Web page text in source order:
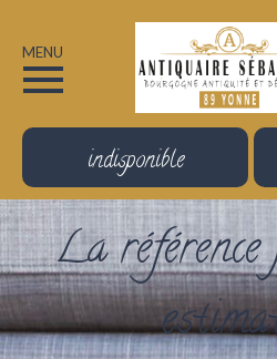
MENU
indisponible
La